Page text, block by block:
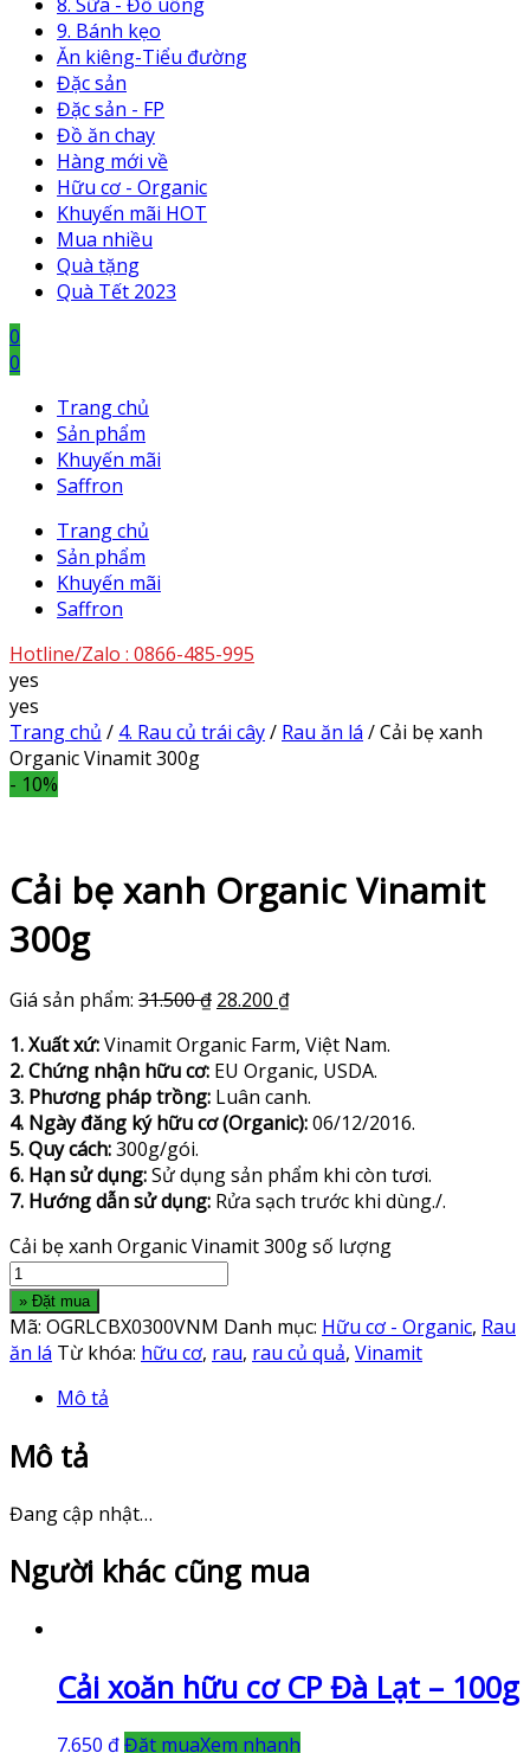
9. Bánh kẹo
Ăn kiêng-Tiểu đường
Đặc sản
Đặc sản - FP
Đồ ăn chay
Hàng mới về
Hữu cơ - Organic
Khuyến mãi HOT
Mua nhiều
Quà tặng
Quà Tết 2023
0
0
Trang chủ
Sản phẩm
Khuyến mãi
Saffron
Trang chủ
Sản phẩm
Khuyến mãi
Saffron
Hotline/Zalo : 0866-485-995
yes
yes
Trang chủ / 4. Rau củ trái cây/ Rau ăn lá / Cải bẹ xanh
Organic Vinamit 300g
- 10%
Cải bẹ xanh Organic Vinamit
300g
Giá sản phẩm: 31.500₫ 28.200 ₫
1. Xuất xứ:Vinamit Organic Farm, Việt Nam.
2. Chứng nhận hữu cơ: EU Organic, USDA.
3. Phương pháp trồng: Luân canh.
4. Ngày đăng ký hữu cơ (Organic):06/12/2016.
5. Quy cách:300g/gói.
6. Hạn sử dụng:Sử dụng sản phẩm khi còn tươi.
7. Hướng dẫn sử dụng: Rửa sạch trước khi dùng./.
Cải bẹ xanh Organic Vinamit 300g số lượng
» Đặt mua
Mã: OGRLCBX0300VNM Danh mục: Hữu cơ - Organic, Rau
ăn lá Từ khóa: hữu cơ, rau, rau củ quả, Vinamit
Mô tả
Mô tả
Đang cập nhật…
Người khác cũng mua
Cải xoăn hữu cơ CP Đà Lạt – 100g
7.650 ₫Đặt muaXem nhanh